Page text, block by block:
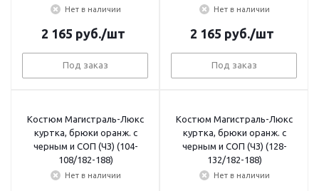
Нет в наличии
2 165 руб./шт
Под заказ
Нет в наличии
2 165 руб./шт
Под заказ
Костюм Магистраль-Люкс
куртка, брюки оранж. с
черным и СОП (ЧЗ) (104-
108/182-188)
Нет в наличии
Костюм Магистраль-Люкс
куртка, брюки оранж. с
черным и СОП (ЧЗ) (128-
132/182-188)
Нет в наличии